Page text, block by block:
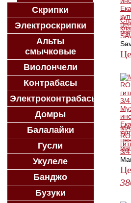
3/4
Скрипки
Электроскрипки
Альты
смычковые
Виолончели
Контрабасы
Электроконтрабасы
Домры
Балалайки
Гусли
Укулеле
Банджо
Бузуки